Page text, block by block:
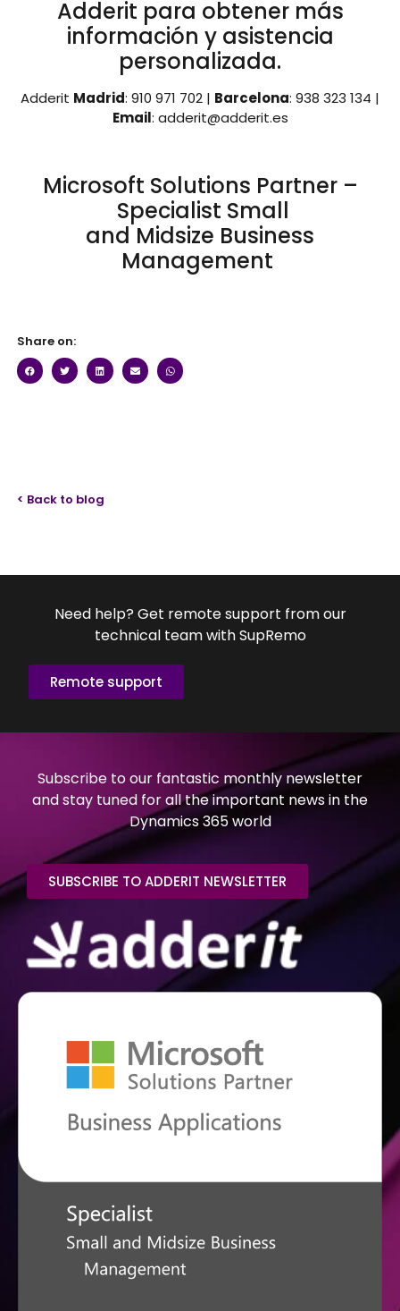
Adderit para obtener más
información y asistencia
personalizada.
Adderit Madrid: 910 971 702 | Barcelona: 938 323 134 |
Email: adderit@adderit.es
Microsoft Solutions Partner–
Specialist Small
and Midsize Business
Management
Share on:
< Back to blog
Need help? Get remote support from our
technical team with SupRemo
Remote support
Subscribe to our fantastic monthly newsletter
and stay tuned for all the important news in the
Dynamics 365 world
SUBSCRIBE TO ADDERIT NEWSLETTER